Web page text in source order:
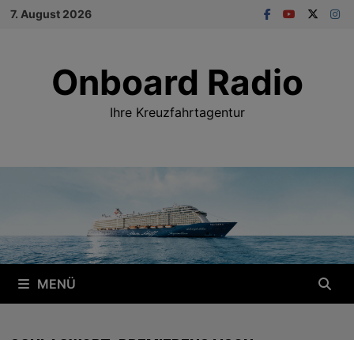
Zum
7. August 2026
Onboard Radio
Ihre Kreuzfahrtagentur
MENÜ